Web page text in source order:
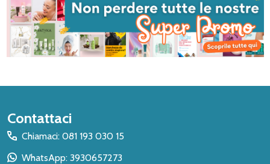
Inizio
del
piè
Contattaci
Chiamaci: 081 193 030 15
WhatsApp: 3930657273